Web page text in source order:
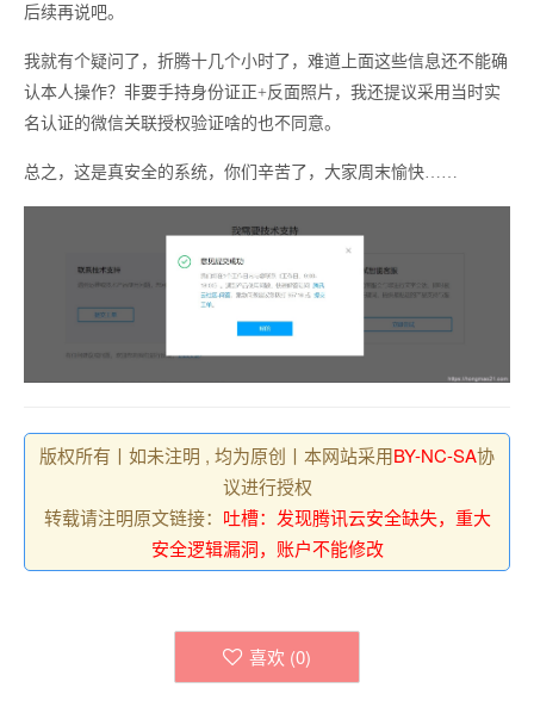
后续再说吧。
我就有个疑问了，折腾十几个小时了，难道上面这些信息还不能确
认本人操作？非要手持身份证正+反面照片，我还提议采用当时实
名认证的微信关联授权验证啥的也不同意。
总之，这是真安全的系统，你们辛苦了，大家周末愉快……
版权所有丨如未注明 , 均为原创丨本网站采用BY-NC-SA协
议进行授权
转载请注明原文链接： 吐槽：发现腾讯云安全缺失，重大
安全逻辑漏洞，账户不能修改
喜欢 (0)